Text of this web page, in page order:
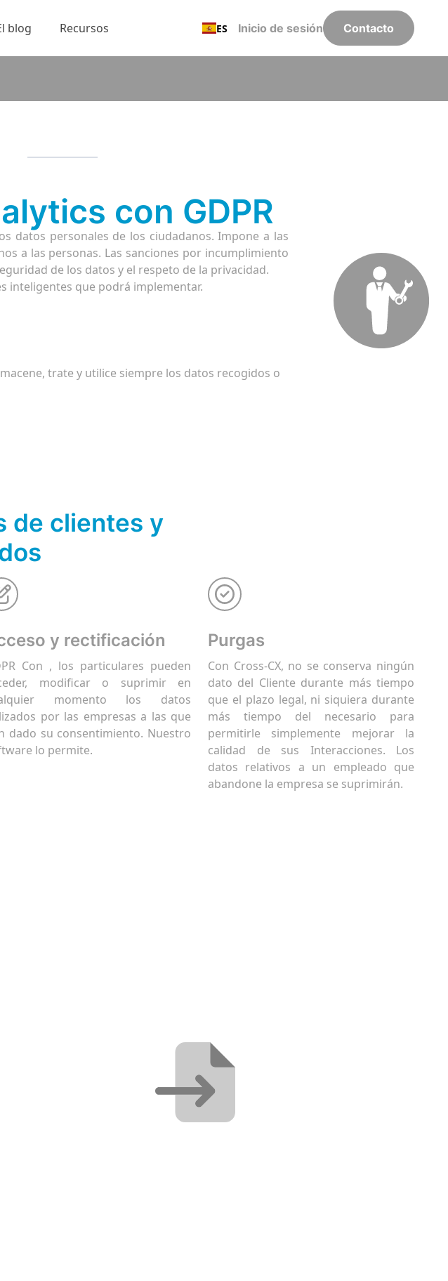
blog Recursos ES Inicio de sesión Contacto
con GDPR
datos personales de los ciudadanos. Impone a las
a las personas. Las sanciones por incumplimiento
de los datos y el respeto de la privacidad.
inteligentes que podrá implementar.
trate y utilice siempre los datos recogidos o
de clientes y
y rectificación
Con , los particulares pueden
modificar o suprimir en
momento los datos
por las empresas a las que
dado su consentimiento. Nuestro
lo permite.
Purgas
Con Cross-CX, no se conserva ningún
dato del Cliente durante más tiempo
que el plazo legal, ni siquiera durante
más tiempo del necesario para
permitirle simplemente mejorar la
calidad de sus Interacciones. Los
datos relativos a un empleado que
abandone la empresa se suprimirán.